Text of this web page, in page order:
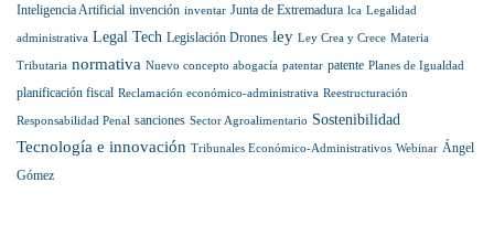
Lawyers
Inteligencia Artificial invención inventar Junta de Extremadura lca Legalidad
administrativa Legal Tech Legislación Drones ley Ley Crea y Crece Materia
Tributaria normativa Nuevo concepto abogacía patentar patente Planes de Igualdad
planificación fiscal Reclamación económico-administrativa Reestructuración
Responsabilidad Penal sanciones Sector Agroalimentario Sostenibilidad
Tecnología e innovación Tribunales Económico-Administrativos Webinar Ángel
Gómez